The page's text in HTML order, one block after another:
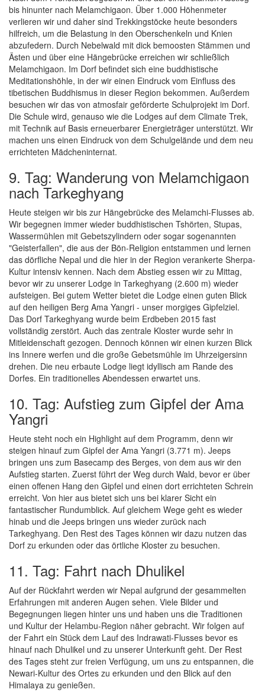
bis hinunter nach Melamchigaon. Über 1.000 Höhenmeter
verlieren wir und daher sind Trekkingstöcke heute besonders
hilfreich, um die Belastung in den Oberschenkeln und Knien
abzufedern. Durch Nebelwald mit dick bemoosten Stämmen und
Ästen und über eine Hängebrücke erreichen wir schließlich
Melamchigaon. Im Dorf befindet sich eine buddhistische
Meditationshöhle, in der wir einen Eindruck vom Einfluss des
tibetischen Buddhismus in dieser Region bekommen. Außerdem
besuchen wir das von atmosfair geförderte Schulprojekt im Dorf.
Die Schule wird, genauso wie die Lodges auf dem Climate Trek,
mit Technik auf Basis erneuerbarer Energieträger unterstützt. Wir
machen uns einen Eindruck von dem Schulgelände und dem neu
errichteten Mädcheninternat.
9. Tag: Wanderung von Melamchigaon
nach Tarkeghyang
Heute steigen wir bis zur Hängebrücke des Melamchi-Flusses ab.
Wir begegnen immer wieder buddhistischen Tshörten, Stupas,
Wassermühlen mit Gebetszylindern oder sogar sogenannten
"Geisterfallen", die aus der Bön-Religion entstammen und lernen
das dörfliche Nepal und die hier in der Region verankerte Sherpa-
Kultur intensiv kennen. Nach dem Abstieg essen wir zu Mittag,
bevor wir zu unserer Lodge in Tarkeghyang (2.600 m) wieder
aufsteigen. Bei gutem Wetter bietet die Lodge einen guten Blick
auf den heiligen Berg Ama Yangri - unser morgiges Gipfelziel.
Das Dorf Tarkeghyang wurde beim Erdbeben 2015 fast
vollständig zerstört. Auch das zentrale Kloster wurde sehr in
Mitleidenschaft gezogen. Dennoch können wir einen kurzen Blick
ins Innere werfen und die große Gebetsmühle im Uhrzeigersinn
drehen. Die neu erbaute Lodge liegt idyllisch am Rande des
Dorfes. Ein traditionelles Abendessen erwartet uns.
10. Tag: Aufstieg zum Gipfel der Ama
Yangri
Heute steht noch ein Highlight auf dem Programm, denn wir
steigen hinauf zum Gipfel der Ama Yangri (3.771 m). Jeeps
bringen uns zum Basecamp des Berges, von dem aus wir den
Aufstieg starten. Zuerst führt der Weg durch Wald, bevor er über
einen offenen Hang den Gipfel und einen dort errichteten Schrein
erreicht. Von hier aus bietet sich uns bei klarer Sicht ein
fantastischer Rundumblick. Auf gleichem Wege geht es wieder
hinab und die Jeeps bringen uns wieder zurück nach
Tarkeghyang. Den Rest des Tages können wir dazu nutzen das
Dorf zu erkunden oder das örtliche Kloster zu besuchen.
11. Tag: Fahrt nach Dhulikel
Auf der Rückfahrt werden wir Nepal aufgrund der gesammelten
Erfahrungen mit anderen Augen sehen. Viele Bilder und
Begegnungen liegen hinter uns und haben uns die Traditionen
und Kultur der Helambu-Region näher gebracht. Wir folgen auf
der Fahrt ein Stück dem Lauf des Indrawati-Flusses bevor es
hinauf nach Dhulikel und zu unserer Unterkunft geht. Der Rest
des Tages steht zur freien Verfügung, um uns zu entspannen, die
Newari-Kultur des Ortes zu erkunden und den Blick auf den
Himalaya zu genießen.